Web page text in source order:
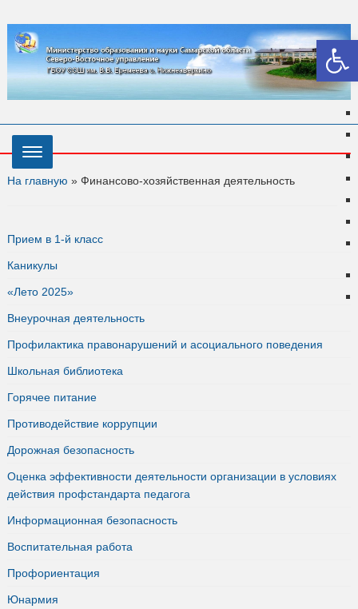
На главную » Финансово-хозяйственная деятельность
Прием в 1-й класс
Каникулы
«Лето 2025»
Внеурочная деятельность
Профилактика правонарушений и асоциального поведения
Школьная библиотека
Горячее питание
Противодействие коррупции
Дорожная безопасность
Оценка эффективности деятельности организации в условиях
действия профстандарта педагога
Информационная безопасность
Воспитательная работа
Профориентация
Юнармия